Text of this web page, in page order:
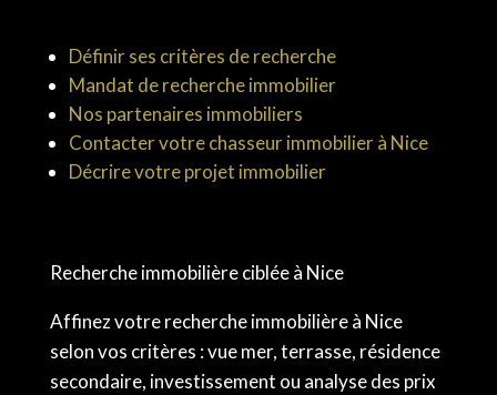
Définir ses critères de recherche
Mandat de recherche immobilier
Nos partenaires immobiliers
Contacter votre chasseur immobilier à Nice
Décrire votre projet immobilier
Recherche immobilière ciblée à Nice
Affinez votre recherche immobilière à Nice
selon vos critères : vue mer, terrasse, résidence
secondaire, investissement ou analyse des prix